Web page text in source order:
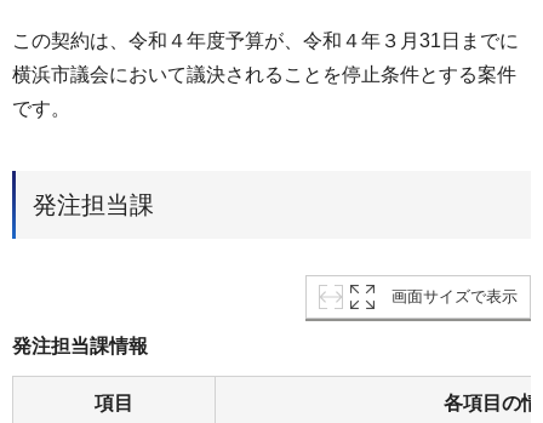
この契約は、令和４年度予算が、令和４年３月31日までに
横浜市議会において議決されることを停止条件とする案件
です。
発注担当課
画面サイズで表示
発注担当課情報
項目 各項目の